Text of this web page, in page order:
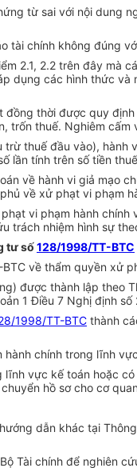
từ sai với nội dung
tài chính không đúng
2.1, 2.2 trên đây
dụng các hình thức
thời được quy
trốn thuế. Nghiêm
thuế đầu vào),
lần tính trên số tiền
về hành vi giả mạo
về xử phạt vi phạm
vi phạm hành
trách nhiệm hình sự
tư số128/1998/TT-BTC
về thẩm quyền
được thành lập
1 Điều 7 Nghị định
1998/TT-BTC thành
chính trong lĩnh
vực kế toán hoặc
hồ sơ cho cơ
dẫn khác tại
Tài chính để nghiên